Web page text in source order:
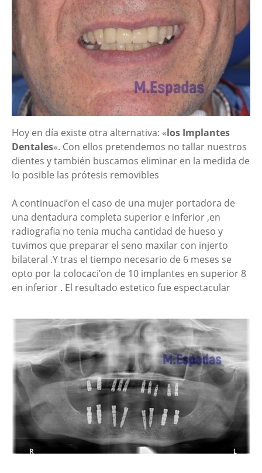
Hoy en día existe otra alternativa: «los Implantes
Dentales«. Con ellos pretendemos no tallar nuestros
dientes y también buscamos eliminar en la medida de
lo posible las prótesis removibles
A continuaci’on el caso de una mujer portadora de
una dentadura completa superior e inferior ,en
radiografia no tenia mucha cantidad de hueso y
tuvimos que preparar el seno maxilar con injerto
bilateral .Y tras el tiempo necesario de 6 meses se
opto por la colocaci’on de 10 implantes en superior 8
en inferior . El resultado estetico fue espectacular